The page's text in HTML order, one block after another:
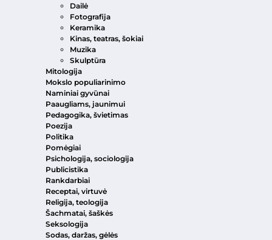
Dailė
Fotografija
Keramika
Kinas, teatras, šokiai
Muzika
Skulptūra
Mitologija
Mokslo populiarinimo
Naminiai gyvūnai
Paaugliams, jaunimui
Pedagogika, švietimas
Poezija
Politika
Pomėgiai
Psichologija, sociologija
Publicistika
Rankdarbiai
Receptai, virtuvė
Religija, teologija
Šachmatai, šaškės
Seksologija
Sodas, daržas, gėlės